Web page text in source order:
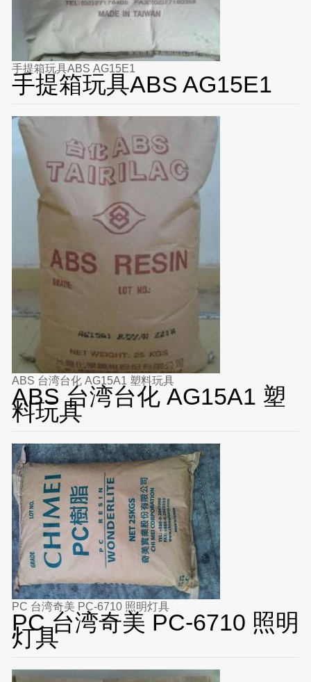
手提箱玩具ABS AG15E1
手提箱玩具ABS AG15E1
ABS 台湾台化 AG15A1 塑料玩具
ABS 台湾台化 AG15A1 塑
料玩具
PC 台湾奇美 PC-6710 照明灯具
PC 台湾奇美 PC-6710 照明
灯具